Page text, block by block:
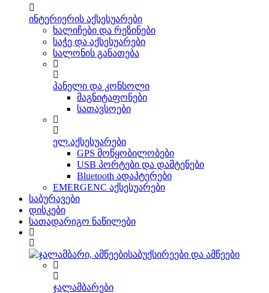
ინტერიერის აქსესუარები
ხალიჩები და რეზინები
საჭე და აქსესუარები
სალონის განათება
პანელი და კონსოლი
მაგნიტაფონები
სათავსოები
ელ.აქსესუარები
GPS მოწყობილობები
USB პორტები და დამტენები
Bluetooth ადაპტერები
EMERGENC აქსესუარები
საბურავები
დისკები
სათადარიგო ნაწილები
საბუქსირეები და ამწეები
ჯალამბარები